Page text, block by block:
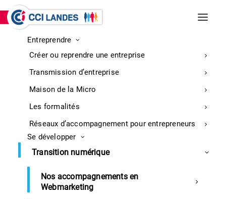
Entreprendre
Créer ou reprendre une entreprise
Transmission d’entreprise
Maison de la Micro
Les formalités
Réseaux d’accompagnement pour entrepreneurs
Se développer
Transition numérique
Nos accompagnements en
Webmarketing
INCENDIES DE BISCARROSSE ET
PARENTIS-EN-BORN
informations sur la mobilisation
Accueil Revue de presse 5 mars 2021
Revue de presse du 5 mars 2021